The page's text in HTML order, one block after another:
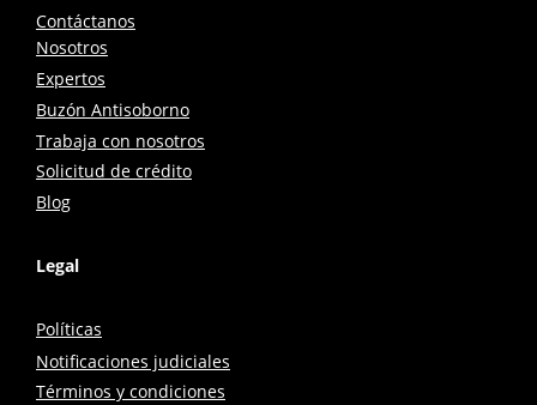
Contáctanos
Nosotros
Expertos
Buzón Antisoborno
Trabaja con nosotros
Solicitud de crédito
Blog
Legal
Políticas
Notificaciones judiciales
Términos y condiciones